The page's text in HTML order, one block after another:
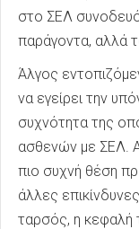
στο ΣΕΛ
παράγοντα, αλλά
Άλγος
να εγείρει την
συχνότητα της
ασθενών με ΣΕΛ.
πιο συχνή θέση
άλλες
ταρσός, η κεφαλή